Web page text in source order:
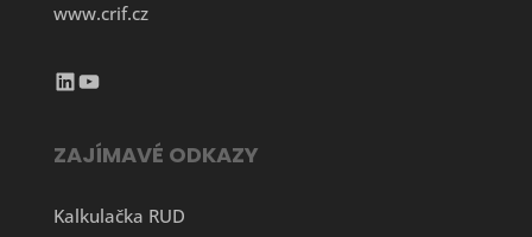
www.crif.cz
LinkedIn YouTube
ZAJÍMAVÉ ODKAZY
Kalkulačka RUD